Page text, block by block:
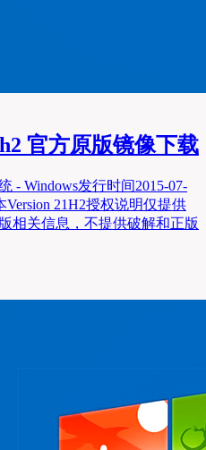
官方原版镜像下载
- Windows发行时间2015-07-
Version 21H2授权说明仅提供
相关信息，不提供破解和正版